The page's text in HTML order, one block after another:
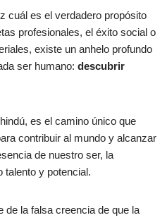
cuál es el verdadero propósito
profesionales, el éxito social o
existe un anhelo profundo
ser humano: descubrir
es el camino único que
contribuir al mundo y alcanzar
de nuestro ser, la
talento y potencial.
de la falsa creencia de que la